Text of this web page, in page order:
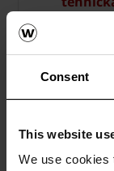
Consent
This website
We use cookies